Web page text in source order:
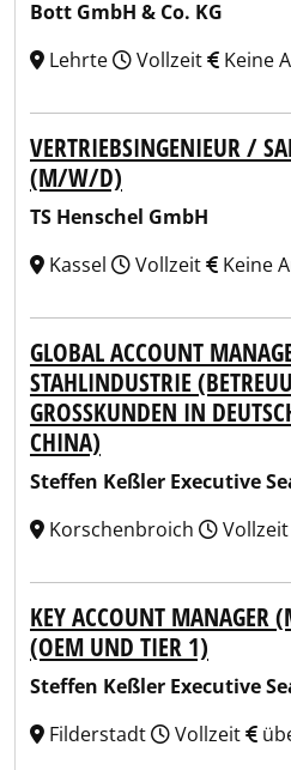
Bott GmbH & Co. KG
Lehrte
Vollzeit Keine
VERTRIEBSINGENIEUR /
(M/W/D)
TS Henschel GmbH
Kassel
Vollzeit Keine
GLOBAL ACCOUNT
STAHLINDUSTRIE
GROSSKUNDEN IN
HINA)
Steffen Keßler Executive
Korschenbroich
Vollzeit
KEY ACCOUNT
(OEM UND TIER 1)
Steffen Keßler Executive
Filderstadt
Vollzeit